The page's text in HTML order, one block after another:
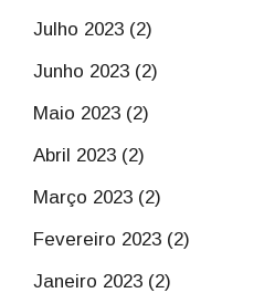
Julho 2023 (2)
Junho 2023 (2)
Maio 2023 (2)
Abril 2023 (2)
Março 2023 (2)
Fevereiro 2023 (2)
Janeiro 2023 (2)